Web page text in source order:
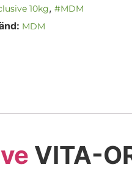
10kg, #MDM
MDM
VITA-